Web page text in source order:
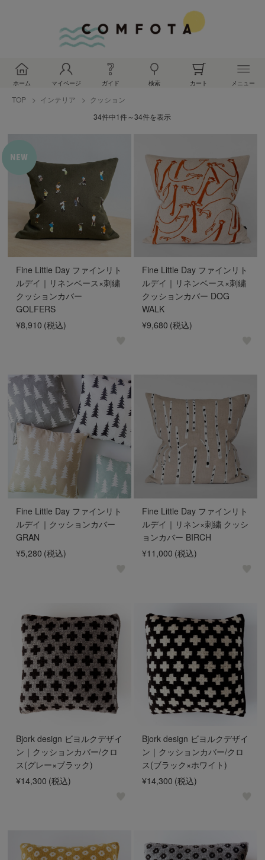
ホーム マイページ ガイド 検索 カート メニュー
TOP インテリア
クッション
34件中1件～34件を表示
Fine Little Day ファインリト
ルデイ｜リネンベース×刺繍
クッションカバー
GOLFERS
¥8,910 (税込)
Fine Little Day ファインリト
ルデイ｜リネンベース×刺繍
クッションカバー DOG
WALK
¥9,680 (税込)
Fine Little Day ファインリト
ルデイ｜クッションカバー
GRAN
¥5,280 (税込)
Fine Little Day ファインリト
ルデイ｜リネン×刺繍 クッシ
ョンカバー BIRCH
¥11,000 (税込)
Bjork design ビヨルクデザイ
ン｜クッションカバー/クロ
ス(グレー×ブラック)
¥14,300 (税込)
Bjork design ビヨルクデザイ
ン｜クッションカバー/クロ
ス(ブラック×ホワイト)
¥14,300 (税込)